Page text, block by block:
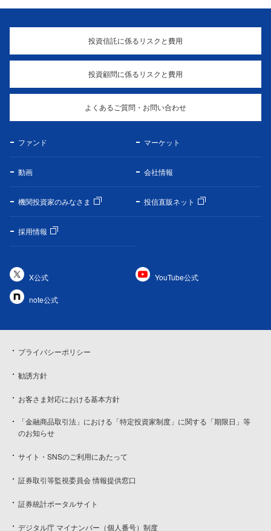
投資信託に係るリスクと費用
投資顧問に係るリスクと費用
よくあるご質問・お問い合わせ
ファンド マーケット
動画 会社情報
機関投資家のみなさま 投信直販ネット
採用情報
X公式 YouTube公式
note公式
プライバシーポリシー
勧誘方針
お客さま対応における基本方針
「金融商品取引法」における「特定投資家制度」に関する「期限日」等
のお知らせ
サイト・SNSのご利用にあたって
証券取引等監視委員会 情報提供窓口
証券統計ポータルサイト
デジタル庁 マイナンバー（個人番号）制度